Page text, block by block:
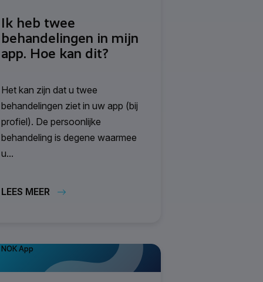
Ik heb twee
behandelingen in mijn
app. Hoe kan dit?
Het kan zijn dat u twee
behandelingen ziet in uw app (bij
profiel). De persoonlijke
behandeling is degene waarmee
u...
LEES MEER
NOK App